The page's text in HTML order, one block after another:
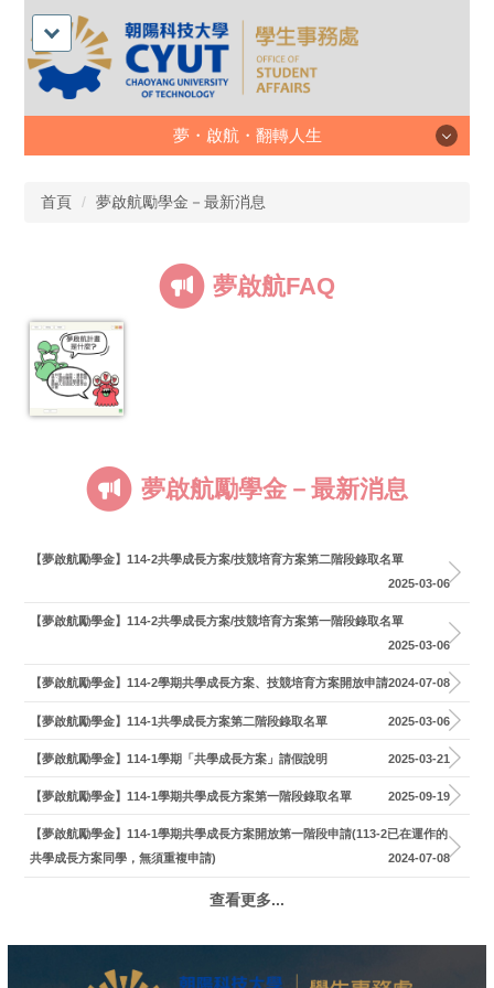
夢・啟航・翻轉人生
首頁 夢啟航勵學金－最新消息
夢啟航FAQ
夢啟航勵學金－最新消息
【夢啟航勵學金】114-2共學成長方案/技競培育方案第二階段錄取名單
2025-03-06
【夢啟航勵學金】114-2共學成長方案/技競培育方案第一階段錄取名單
2025-03-06
【夢啟航勵學金】114-2學期共學成長方案、技競培育方案開放申請2024-07-08
【夢啟航勵學金】114-1共學成長方案第二階段錄取名單 2025-03-06
【夢啟航勵學金】114-1學期「共學成長方案」請假說明 2025-03-21
【夢啟航勵學金】114-1學期共學成長方案第一階段錄取名單 2025-09-19
【夢啟航勵學金】114-1學期共學成長方案開放第一階段申請(113-2已在運作的
共學成長方案同學，無須重複申請)
2024-07-08
查看更多...